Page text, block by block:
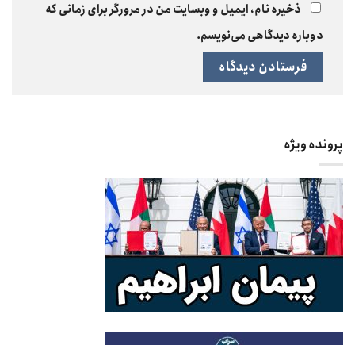
ذخیره نام، ایمیل و وبسایت من در مرورگر برای زمانی که
دوباره دیدگاهی می‌نویسم.
پرونده ویژه